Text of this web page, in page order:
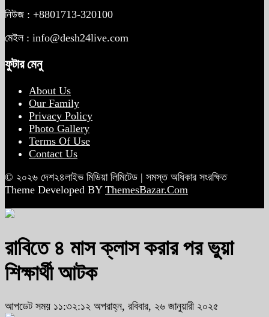
নিউজ : +8801713-320100
মেইল : info@desh24live.com
ফুটার মেনু
About Us
Our Family
Privacy Policy
Photo Gallery
Terms Of Use
Contact Us
© ২০২৬ দেশ২৪লাইভ মিডিয়া লিমিটেড | সমস্ত অধিকার সংরক্ষিত
Theme Developed BY ThemesBazar.Com
রাবিতে ৪ মাস ক্লাস করার পর ভুয়া
শিক্ষার্থী আটক
আপডেট সময় ১১:৩২:১২ অপরাহ্ন, রবিবার, ২৬ জানুয়ারী ২০২৫